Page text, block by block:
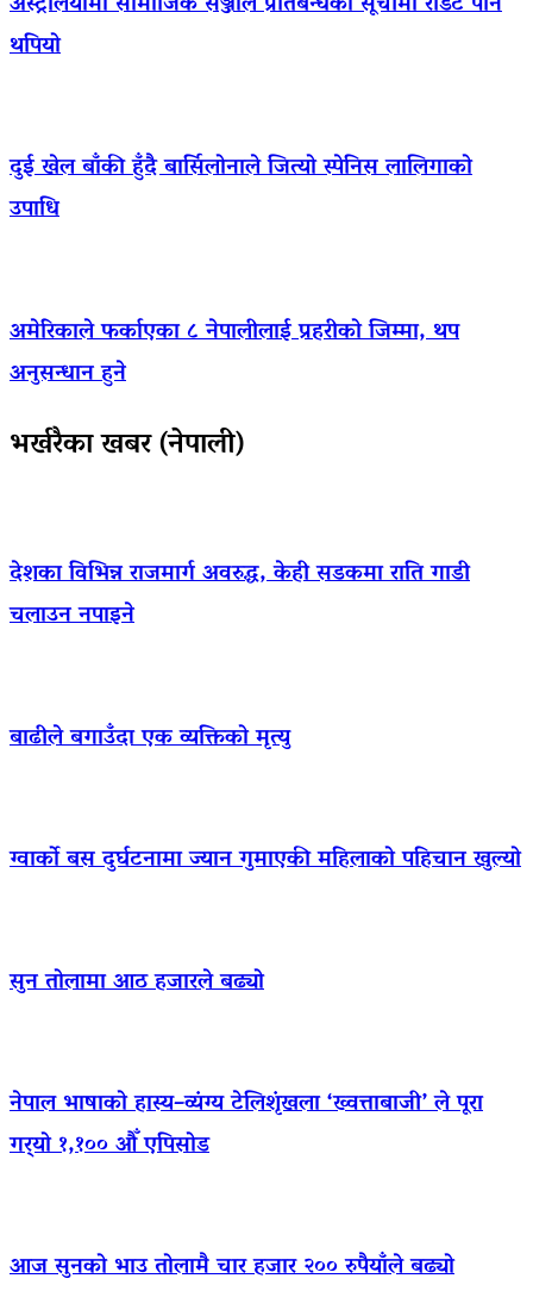
थपियो
दुई खेल बाँकी हुँदै बार्सिलोनाले जित्यो स्पेनिस लालिगाको
उपाधि
अमेरिकाले फर्काएका ८ नेपालीलाई प्रहरीको जिम्मा, थप
अनुसन्धान हुने
भर्खरैका खबर (नेपाली)
देशका विभिन्न राजमार्ग अवरुद्ध, केही सडकमा राति गाडी
चलाउन नपाइने
बाढीले बगाउँदा एक व्यक्तिको मृत्यु
ग्वार्को बस दुर्घटनामा ज्यान गुमाएकी महिलाको पहिचान खुल्यो
सुन तोलामा आठ हजारले बढ्यो
नेपाल भाषाको हास्य–व्यंग्य टेलिशृंखला ‘ख्वत्ताबाजी’ ले पूरा
गर्‍यो १,१०० औँ एपिसोड
आज सुनको भाउ तोलामै चार हजार २०० रुपैयाँले बढ्यो